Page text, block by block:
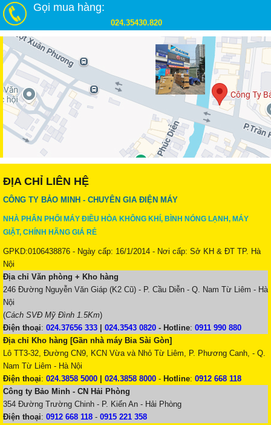
Gọi mua hàng:
024.35430.820
ĐỊA CHỈ LIÊN HỆ
CÔNG TY BẢO MINH - CHUYÊN GIA ĐIỆN MÁY
NHÀ PHÂN PHỐI MÁY ĐIỀU HÒA KHÔNG KHÍ, BÌNH NÓNG LẠNH, MÁY
GIẶT, CHÍNH HÃNG GIÁ RẺ
GPKD:0106438876 - Ngày cấp: 16/1/2014 - Nơi cấp: Sở KH & ĐT TP. Hà
Nội
Địa chỉ Văn phòng + Kho hàng
246 Đường Nguyễn Văn Giáp (K2 Cũ) - P. Cầu Diễn - Q. Nam Từ Liêm - Hà
Nội
(Cách SVĐ Mỹ Đình 1.5Km)
Điện thoại: 024.37656 333 024.3543 0820 - Hotline: 0911 990 880
Địa chỉ Kho hàng [Gần nhà máy Bia Sài Gòn]
Lô TT3-32, Đường CN9, KCN Vừa và Nhỏ Từ Liêm, P. Phương Canh, - Q.
Nam Từ Liêm - Hà Nội
Điện thoại: 024.3858 5000 024.3858 8000 - Hotline: 0912 668 118
Công ty Bảo Minh - CN Hải Phòng
354 Đường Trường Chinh - P. Kiến An - Hải Phòng
Điện thoại: 0912 668 118 - 0915 221 358